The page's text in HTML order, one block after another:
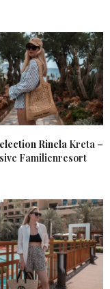
Rinela Kreta –
Familienresort